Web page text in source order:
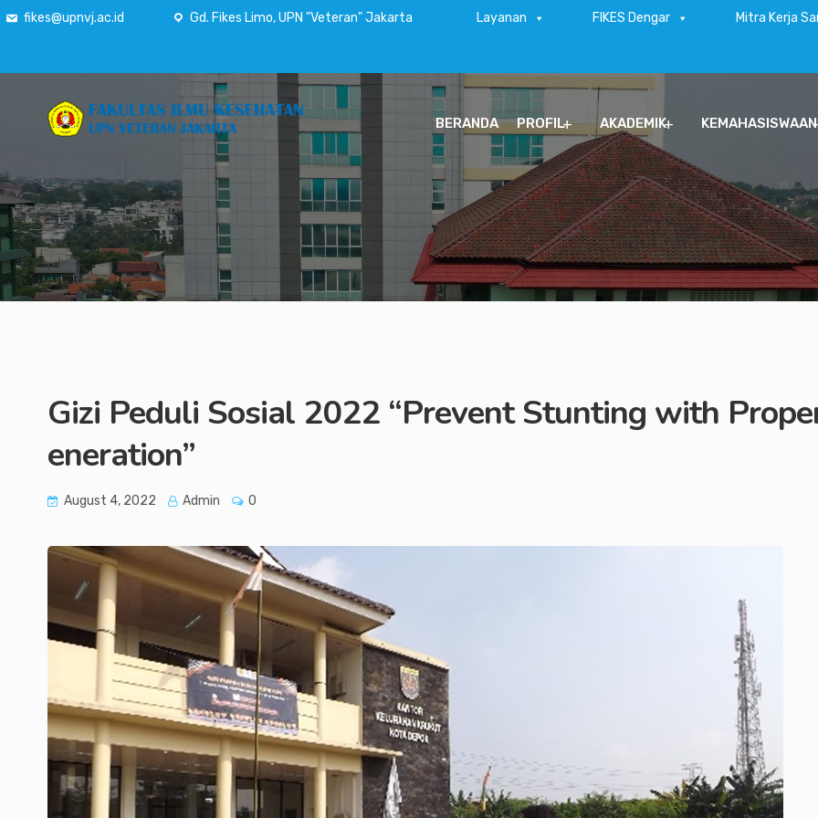
fikes@upnvj.ac.id Gd. Fikes Limo, UPN "Veteran" Jakarta Layanan FIKES Dengar Mitra Kerja
BERANDA PROFIL AKADEMIK KEMAHASISWAAN
Gizi Peduli Sosial 2022 “Prevent Stunting with
eneration”
August 4, 2022 Admin 0